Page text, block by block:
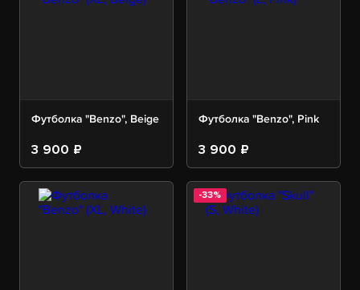
Футболка "Benzo", Beige
3 900 ₽
Футболка "Benzo", Pink
3 900 ₽
-33%